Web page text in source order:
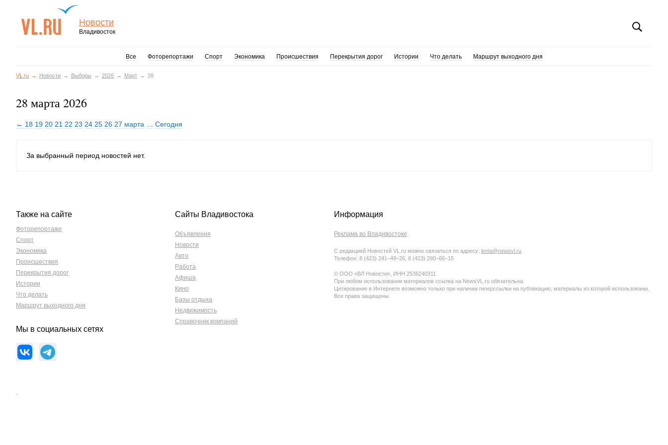
Новости
Владивосток
Все Фоторепортажи Спорт Экономика Происшествия Перекрытия дорог Истории Что делать Маршрут выходного дня
VL.ru Новости Выборы 2026 Март 28
28 марта 2026
← 18 19 20 21 22 23 24 25 26 27 марта Сегодня
За выбранный период новостей нет.
Также на сайте
Фоторепортажи
Спорт
Экономика
Происшествия
Перекрытия дорог
Истории
Что делать
Маршрут выходного дня
Мы в социальных сетях
Сайты Владивостока
Объявления
Новости
Авто
Работа
Афиша
Кино
Базы отдыха
Недвижимость
Справочник компаний
Информация
Реклама во Владивостоке
С редакцией Новостей VL.ru можно связаться по адресу: lenta@newsvl.ru
Телефон: 8 (423) 241−49−26, 8 (423) 280−66−15
© ООО «ВЛ Новости», ИНН 2536240311
При любом использовании материалов ссылка на NewsVL.ru обязательна.
Цитирование в Интернете возможно только при наличии гиперссылки на публикацию, материалы из которой использованы.
Все права защищены.